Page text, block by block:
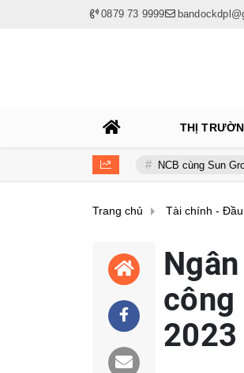
0879 73 9999
THỊ
NCB cùng Sun Group mang đến
Trang chủ Tài chính -
2023